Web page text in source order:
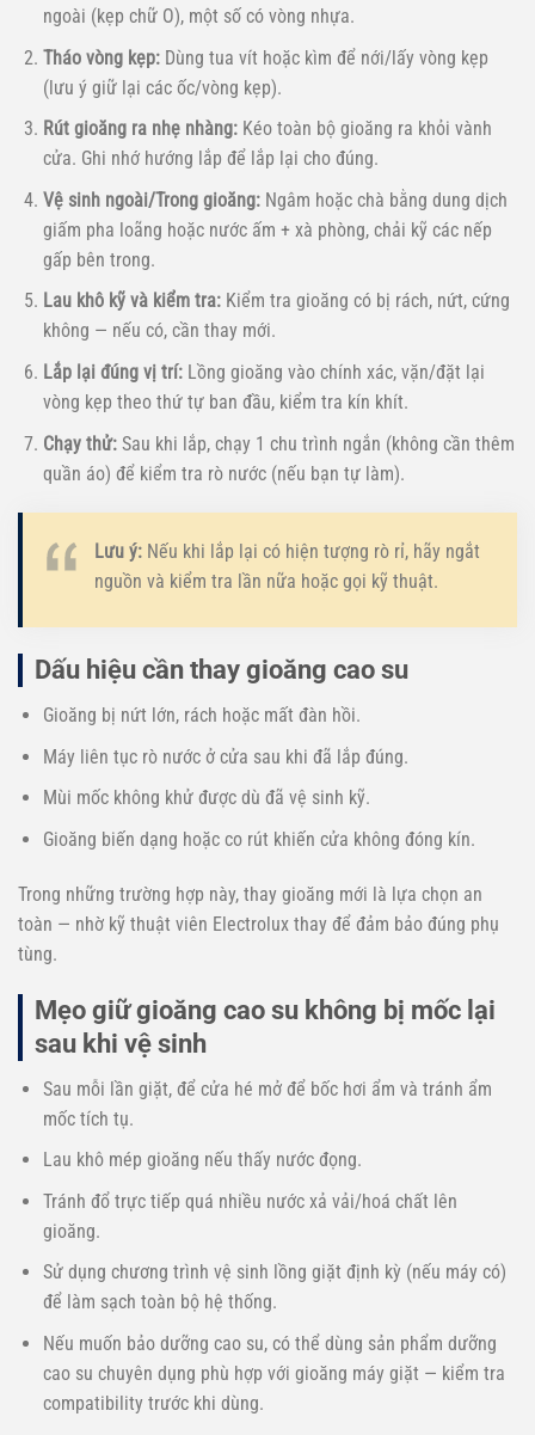
ngoài (kẹp chữ O), một số có vòng nhựa.
Tháo vòng kẹp:Dùng tua vít hoặc kìm để nới/lấy vòng kẹp
(lưu ý giữ lại các ốc/vòng kẹp).
Rút gioăng ra nhẹ nhàng:Kéo toàn bộ gioăng ra khỏi vành
cửa. Ghi nhớ hướng lắp để lắp lại cho đúng.
Vệ sinh ngoài/Trong gioăng:Ngâm hoặc chà bằng dung dịch
giấm pha loãng hoặc nước ấm + xà phòng, chải kỹ các nếp
gấp bên trong.
Lau khô kỹ và kiểm tra:Kiểm tra gioăng có bị rách, nứt, cứng
không — nếu có, cần thay mới.
Lắp lại đúng vị trí:Lồng gioăng vào chính xác, vặn/đặt lại
vòng kẹp theo thứ tự ban đầu, kiểm tra kín khít.
Chạy thử:Sau khi lắp, chạy 1 chu trình ngắn (không cần thêm
quần áo) để kiểm tra rò nước (nếu bạn tự làm).
Lưu ý: Nếu khi lắp lại có hiện tượng rò rỉ, hãy ngắt
nguồn và kiểm tra lần nữa hoặc gọi kỹ thuật.
Dấu hiệu cần thay gioăng cao su
Gioăng bị nứt lớn, rách hoặc mất đàn hồi.
Máy liên tục rò nước ở cửa sau khi đã lắp đúng.
Mùi mốc không khử được dù đã vệ sinh kỹ.
Gioăng biến dạng hoặc co rút khiến cửa không đóng kín.
Trong những trường hợp này, thay gioăng mới là lựa chọn an
toàn — nhờ kỹ thuật viên Electrolux thay để đảm bảo đúng phụ
tùng.
Mẹo giữ gioăng cao su không bị mốc lại
sau khi vệ sinh
Sau mỗi lần giặt, để cửa hé mở để bốc hơi ẩm và tránh ẩm
mốc tích tụ.
Lau khô mép gioăng nếu thấy nước đọng.
Tránh đổ trực tiếp quá nhiều nước xả vải/hoá chất lên
gioăng.
Sử dụng chương trình vệ sinh lồng giặt định kỳ (nếu máy có)
để làm sạch toàn bộ hệ thống.
Nếu muốn bảo dưỡng cao su, có thể dùng sản phẩm dưỡng
cao su chuyên dụng phù hợp với gioăng máy giặt — kiểm tra
compatibility trước khi dùng.